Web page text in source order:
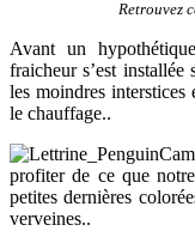
Retrouvez
Avant un
fraicheur s’est installée
les moindres
le chauffage..
profiter de ce que
petites dernières
verveines..